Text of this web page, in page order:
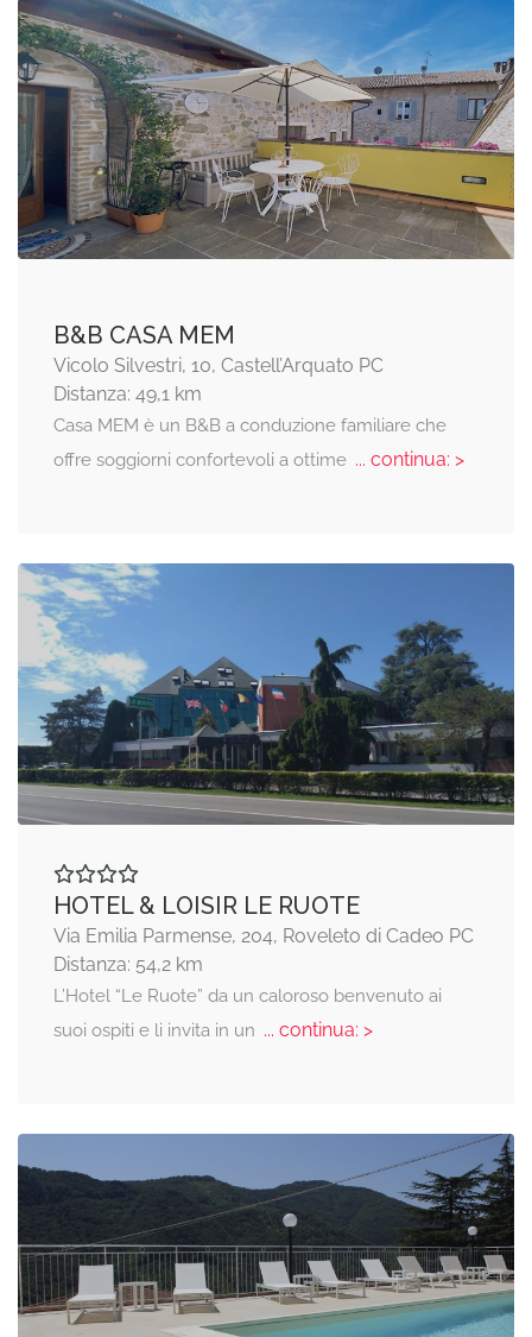
B&B CASA MEM
Vicolo Silvestri, 10, Castell’Arquato PC
Distanza: 49,1 km
Casa MEM è un B&B a conduzione familiare che
offre soggiorni confortevoli a ottime... continua: >
HOTEL & LOISIR LE RUOTE
Via Emilia Parmense, 204, Roveleto di Cadeo PC
Distanza: 54,2 km
L’Hotel “Le Ruote” da un caloroso benvenuto ai
suoi ospiti e li invita in un ... continua: >